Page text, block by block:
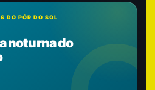
DO PÔR DO SOL
noturna do